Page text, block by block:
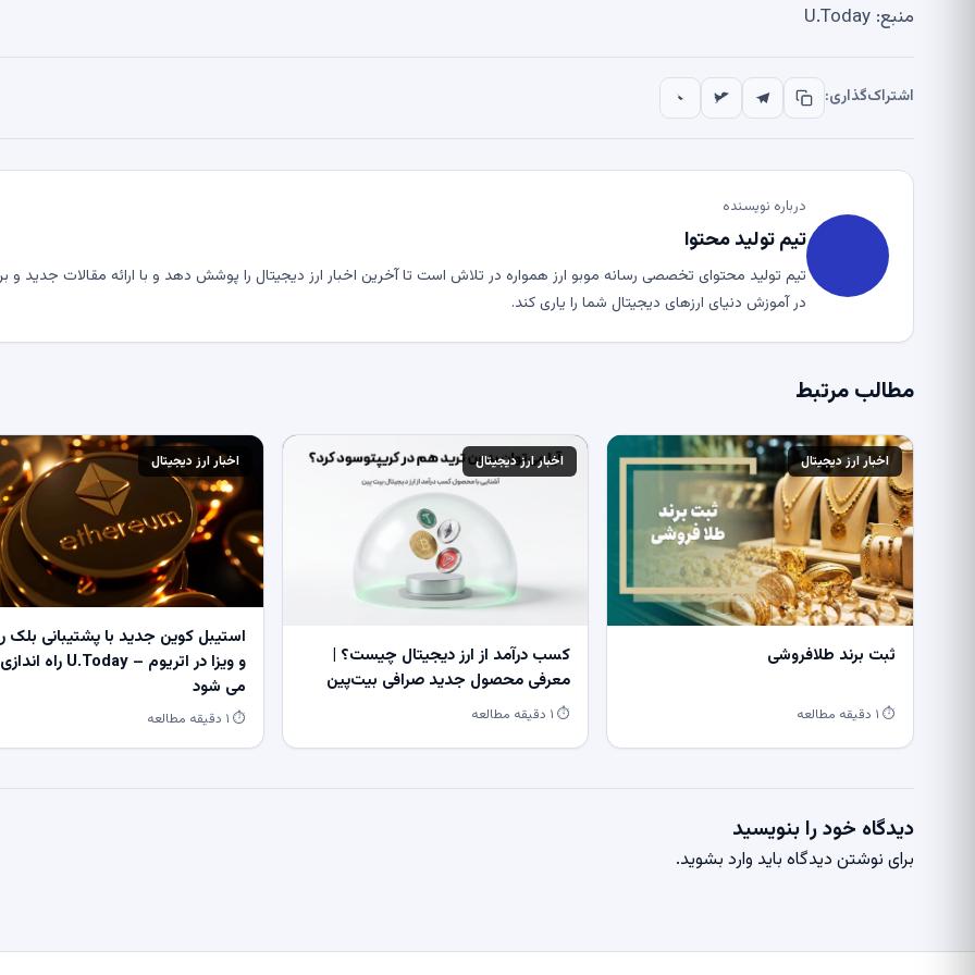
منبع: U.Today
اشتراک‌گذاری:
درباره نویسنده
تیم تولید محتوا
تیم تولید محتوای تخصصی رسانه موبو ارز همواره در تلاش است تا آخرین اخبار ارز دیجیتال را پوشش دهد و با ارائه مقالات جدید و
در آموزش دنیای ارزهای دیجیتال شما را یاری کند.
مطالب مرتبط
اخبار ارز دیجیتال
ثبت برند طلافروشی
⏱ ۱ دقیقه مطالعه
اخبار ارز دیجیتال
کسب درآمد از ارز دیجیتال چیست؟ |
معرفی محصول جدید صرافی بیت‌پین
⏱ ۱ دقیقه مطالعه
اخبار ارز دیجیتال
استیبل کوین جدید با پشتیبانی بلک
و ویزا در اتریوم – U.Today راه اندازی
می شود
⏱ ۱ دقیقه مطالعه
دیدگاه خود را بنویسید
برای نوشتن دیدگاه باید وارد بشوید.